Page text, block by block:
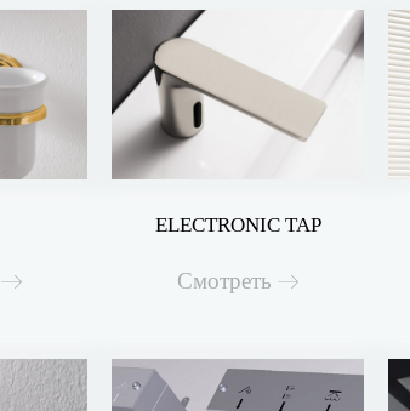
ELECTRONIC TAP
Смотреть